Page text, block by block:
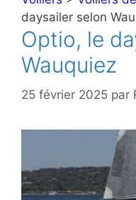
daysailer selon
Optio, le
Wauquiez
25 février 2025 par